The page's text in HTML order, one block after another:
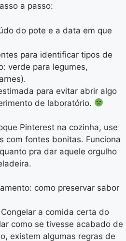
a passo:
do pote e a data em que
para identificar tipos de
verde para legumes,
para evitar abrir algo
de laboratório.
Pinterest na cozinha, use
com fontes bonitas. Funciona
pra dar aquele orgulho
como preservar sabor
a comida certa do
como se tivesse acabado de
existem algumas regras de